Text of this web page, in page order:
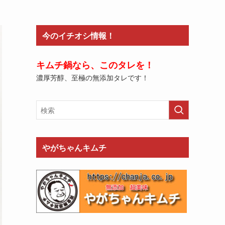
今のイチオシ情報！
キムチ鍋なら、このタレを！
濃厚芳醇、至極の無添加タレです！
やがちゃんキムチ